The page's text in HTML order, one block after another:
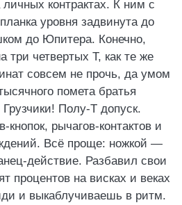
контрактах. К ним с
уровня задвинута до
до Юпитера. Конечно,
три четвертых Т, как те же
совсем не прочь, да умом
помета братья
Полу-Т допуск.
кнопок, рычагов-контактов и
Всё проще: ножкой —
действие. Разбавил свои
процентов на висках и веках
и выкаблучиваешь в ритм.